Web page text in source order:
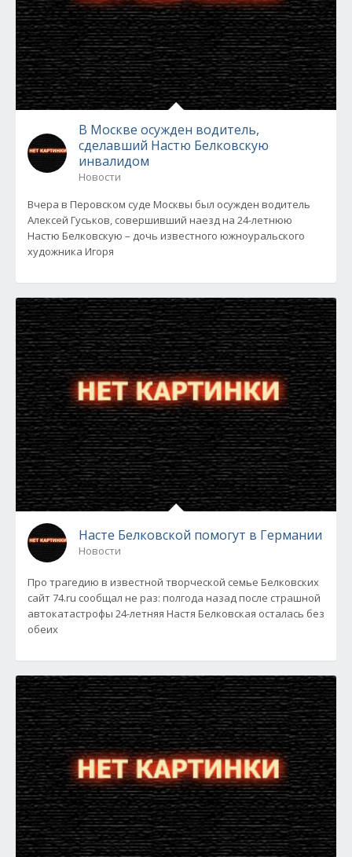
В Москве осужден водитель,
сделавший Настю Белковскую
инвалидом
Новости
Вчера в Перовском суде Москвы был осужден водитель
Алексей Гуськов, совершивший наезд на 24-летнюю
Настю Белковскую – дочь известного южноуральского
художника Игоря
Насте Белковской помогут в Германии
Новости
Про трагедию в известной творческой семье Белковских
сайт 74.ru сообщал не раз: полгода назад после страшной
автокатастрофы 24-летняя Настя Белковская осталась без
обеих